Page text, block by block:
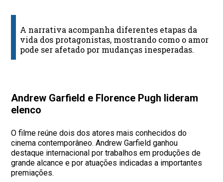
A narrativa acompanha diferentes etapas da
vida dos protagonistas, mostrando como o amor
pode ser afetado por mudanças inesperadas.
Andrew Garfield e Florence Pugh lideram
elenco
O filme reúne dois dos atores mais conhecidos do
cinema contemporâneo. Andrew Garfield ganhou
destaque internacional por trabalhos em produções de
grande alcance e por atuações indicadas a importantes
premiações.